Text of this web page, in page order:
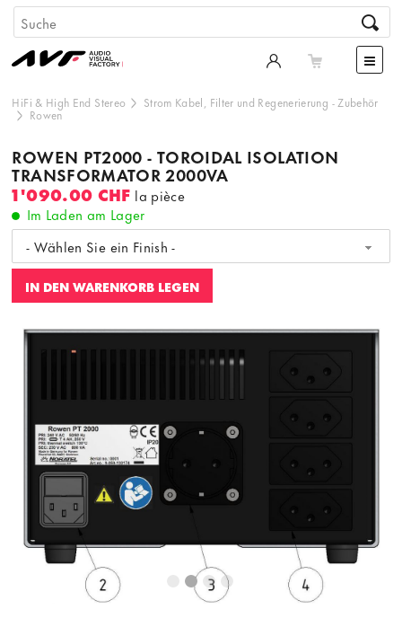
HiFi & High End Stereo Strom Kabel, Filter und Regenerierung -Zubehör
Rowen
ROWEN PT2000 - TOROIDAL ISOLATION
TRANSFORMATOR 2000VA
1'090.00 CHF la pièce
Im Laden am Lager
- Wählen Sie ein Finish -
IN DEN WARENKORB LEGEN